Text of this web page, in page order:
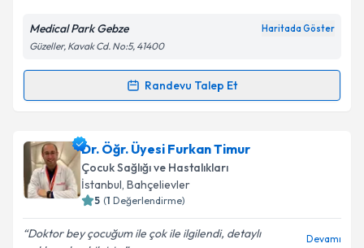
Medical Park Gebze Haritada Göster
Güzeller, Kavak Cd. No:5, 41400
Randevu Talep Et
Randevu Takvimi Talebi
Uzm. Dr. Bilal Sağıroğluiçin randevu takvimi talebi
oluşturun. Size bu uzmandan randevu almanız için bir
takvim hazırlandığında e-posta ile bilgilendireceğiz.
Dr. Öğr. Üyesi Furkan Timur
Çocuk Sağlığı ve Hastalıkları
İstanbul, Bahçelievler
5 (1 Değerlendirme)
Doktor bey çocuğum ile çok ile ilgilendi, detaylı
Devamı